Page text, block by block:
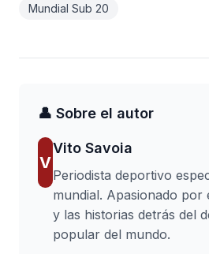
Mundial Sub 20
👤 Sobre el autor
V
Vito Savoia
Periodista deportivo
mundial. Apasionado por
y las historias detrás del
popular del mundo.